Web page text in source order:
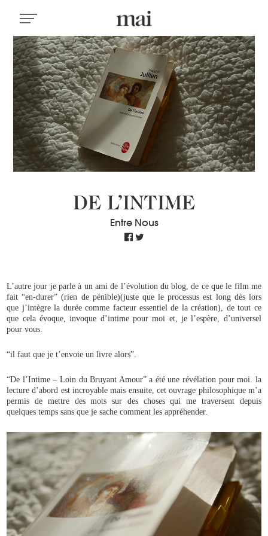
DE L’INTIME
Entre Nous
L’autre jour je parle à un ami de l’évolution du blog, de ce que le film me
fait “en-durer” (rien de pénible)(juste que le processus est long dès lors
que j’intègre la durée comme facteur essentiel de la création), de tout ce
que cela évoque, invoque d’intime pour moi et, je l’espère, d’universel
pour vous.
“il faut que je t’envoie un livre alors”.
“De l’Intime – Loin du Bruyant Amour” a été une révélation pour moi. la
lecture d’abord est incroyable mais ensuite, cet ouvrage philosophique m’a
permis de mettre des mots sur des choses qui me traversent depuis
quelques temps sans que je sache comment les appréhender.